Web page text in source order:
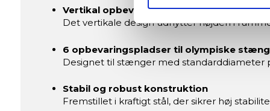
Vertikal opbevaring med pladsbesparelse
Det vertikale design udnytter højden i
6 opbevaringspladser til olympiske
Designet til stænger med standarddiameter
Stabil og robust konstruktion
Fremstillet i kraftigt stål, der sikrer høj